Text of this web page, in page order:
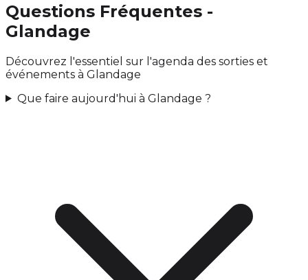
Questions Fréquentes -
Glandage
Découvrez l'essentiel sur l'agenda des sorties et
événements à Glandage
Que faire aujourd'hui à Glandage ?